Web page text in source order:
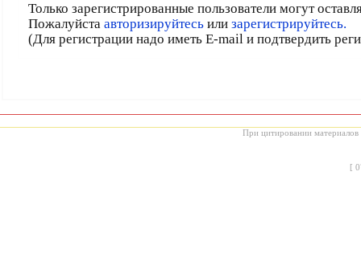
Только зарегистрированные пользователи могут
Пожалуйста авторизируйтесьили зарегистрируйтесь.
(Для регистрации надо иметь E-mail и подтвердить
При цитировании материалов
[